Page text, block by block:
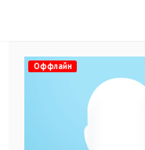
Оффлайн